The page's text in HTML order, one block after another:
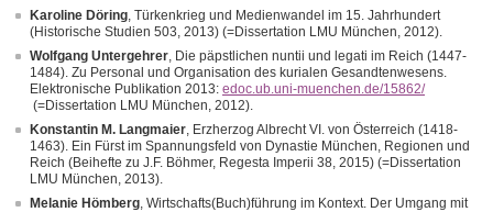
Karoline Döring, Türkenkrieg und Medienwandel im 15. Jahrhundert
(Historische Studien 503, 2013) (=Dissertation LMU München, 2012).
Wolfgang Untergehrer, Die päpstlichen nuntii und legati im Reich (1447-
1484). Zu Personal und Organisation des kurialen Gesandtenwesens.
Elektronische Publikation 2013: edoc.ub.uni-muenchen.de/15862/
(=Dissertation LMU München, 2012).
Konstantin M. Langmaier, Erzherzog Albrecht VI. von Österreich (1418-
1463). Ein Fürst im Spannungsfeld von Dynastie München, Regionen und
Reich (Beihefte zu J.F. Böhmer, Regesta Imperii 38, 2015) (=Dissertation
LMU München, 2013).
Melanie Hömberg, Wirtschafts(Buch)führung im Kontext. Der Umgang mit